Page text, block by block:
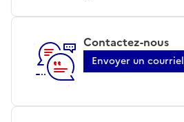
Contactez-nous
Envoyer un courriel